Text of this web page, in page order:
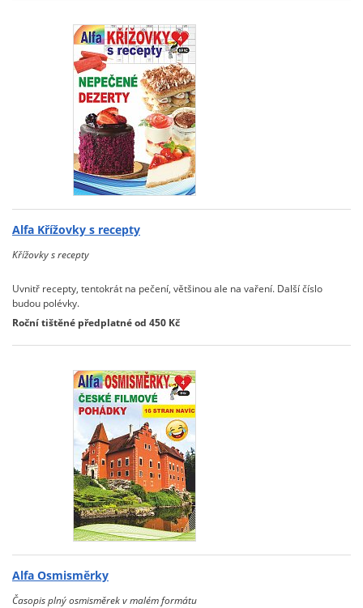
Alfa Křížovky s recepty
Křížovky s recepty
Uvnitř recepty, tentokrát na pečení, většinou ale na vaření. Další číslo
budou polévky.
Roční tištěné předplatné od 450 Kč
Alfa Osmisměrky
Časopis plný osmisměrek v malém formátu